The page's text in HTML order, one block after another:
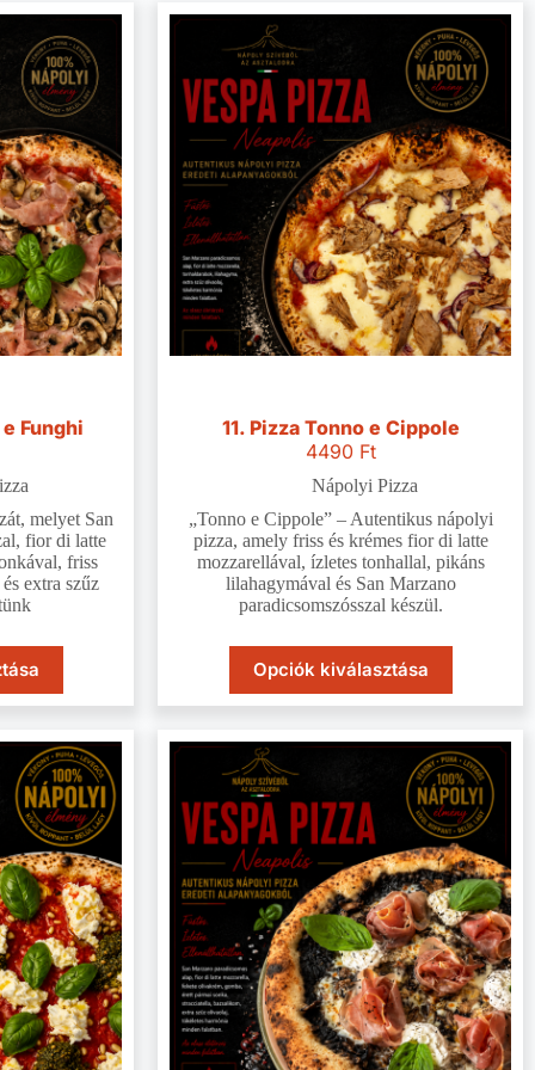
Funghi
melyet San
fior di latte
friss
extra szűz
11. Pizza Tonno e Cippole
4490 Ft
Nápolyi Pizza
„Tonno e Cippole” – Autentikus nápolyi
pizza, amely friss és krémes fior di latte
mozzarellával, ízletes tonhallal, pikáns
lilahagymával és San Marzano
paradicsomszósszal készül.
Opciók kiválasztása